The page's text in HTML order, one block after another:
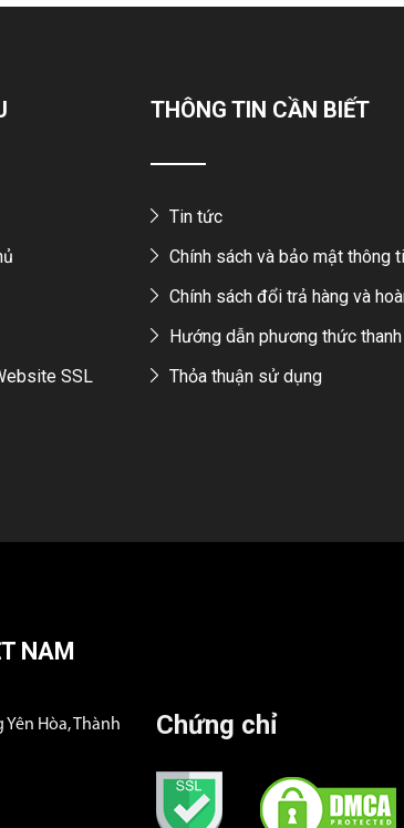
SSL
THÔNG TIN CẦN BIẾT
Tin tức
Chính sách và bảo mật thông
Chính sách đổi trả hàng và
Hướng dẫn phương thức
Thỏa thuận sử dụng
NAM
Hòa, Thành
Chứng chỉ